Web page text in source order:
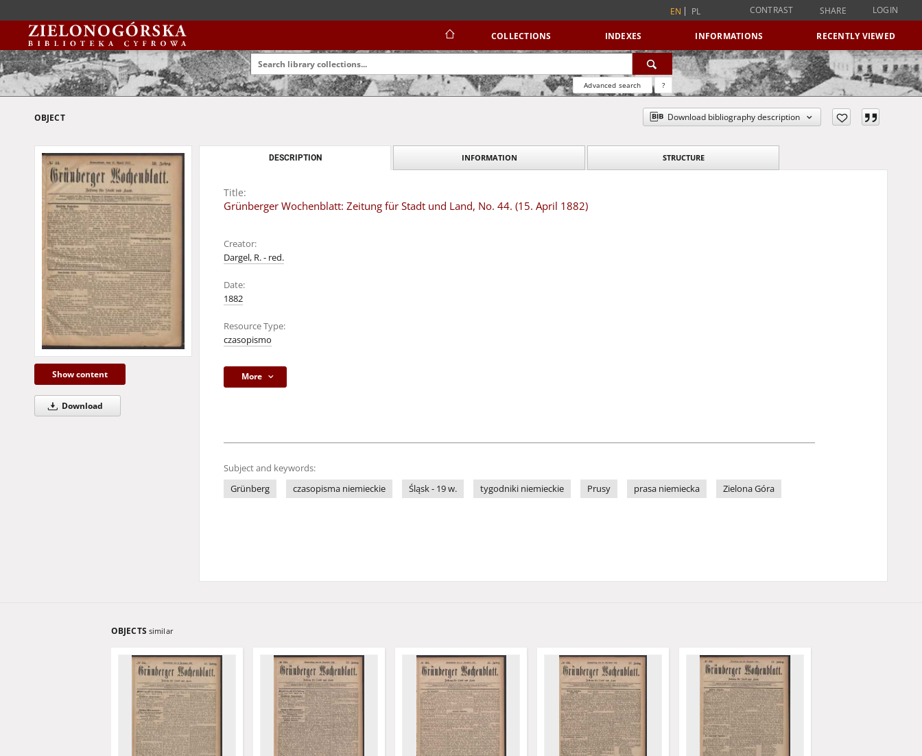
EN PL CONTRAST SHARE LOGIN
COLLECTIONS INDEXES INFORMATIONS RECENTLY VIEWED
Advanced search ?
OBJECT Download bibliography description
Show content
Download
DESCRIPTION INFORMATION STRUCTURE
Title:
Grünberger Wochenblatt: Zeitung für Stadt und Land, No. 44. (15. April 1882)
Creator:
Dargel, R. - red.
Date:
1882
Resource Type:
czasopismo
More
Subject and keywords:
Grünberg
czasopisma niemieckie Śląsk - 19 w. tygodniki niemieckie Prusy prasa niemiecka Zielona Góra
OBJECTS similar